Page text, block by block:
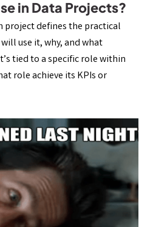
in Data Projects?
project defines the practical
use it, why, and what
tied to a specific role within
role achieve its KPIs or